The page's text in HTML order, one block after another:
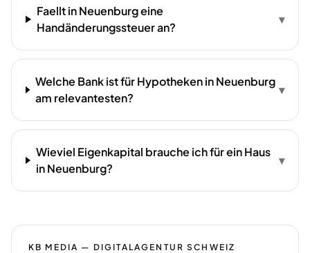
Faellt in Neuenburg eine
Handänderungssteuer an?
▾
Welche Bank ist für Hypotheken in Neuenburg
am relevantesten?
▾
Wieviel Eigenkapital brauche ich für ein Haus
in Neuenburg?
▾
KB MEDIA — DIGITALAGENTUR SCHWEIZ